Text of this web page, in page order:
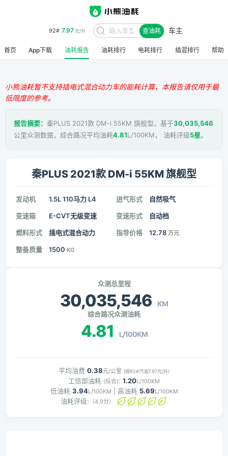
92# 7.97元/升 查油耗 车主
首页 App下载 油耗报告 油耗排行 电耗排行 插混排行 帮助
小熊油耗暂不支持插电式混合动力车的能耗计算，本报告请仅用于最
低限度的参考。
报告摘要： 秦PLUS 2021款 DM-i 55KM 旗舰型，基于30,035,546
公里众测数据，综合路况平均油耗4.81L/100KM， 油耗评级5星。
秦PLUS 2021款 DM-i 55KM 旗舰型
发动机 1.5L 110马力 L4 进气形式 自然吸气
变速箱 E-CVT无级变速 变速形式 自动档
燃料形式 插电式混合动力 指导价格 12.78 万元
整备质量 1500 KG
众测总里程
30,035,546 KM
综合路况众测油耗
4.81 L/100KM
平均油费 0.38元/公里 (按92#汽油7.97元/升)
工信部油耗 (综合): 1.20L/100KM
低油耗 3.94L/100KM | 高油耗 5.69L/100KM
油耗评级: （4.9分）